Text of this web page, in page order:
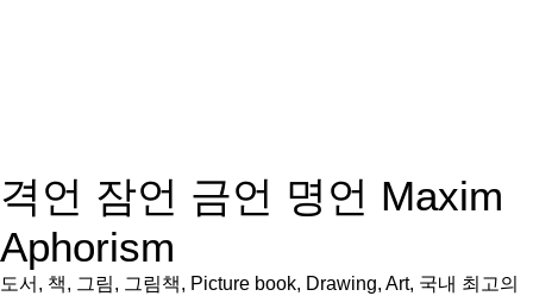
격언 잠언 금언 명언 Maxim
Aphorism
도서, 책, 그림, 그림책, Picture book, Drawing, Art, 국내 최고의